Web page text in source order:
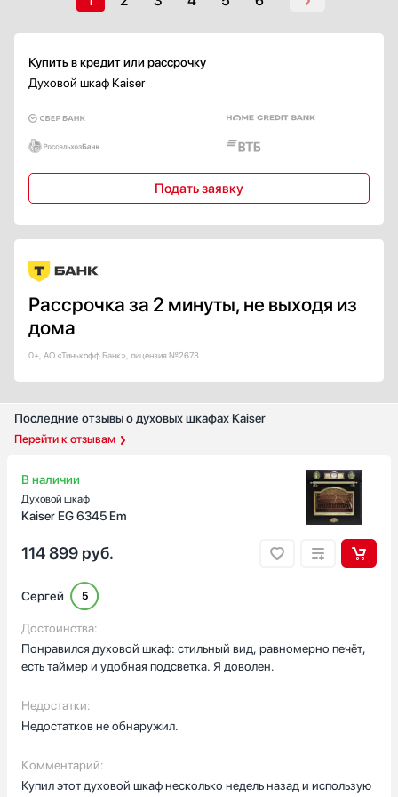
A++
Показать все
Металлические
Показать все
Германия
Евросоюз
12
Купить в кредит или рассрочку
Духовой шкаф Kaiser
Подать заявку
Рассрочка за 2 минуты, не выходя из
дома
0+, АО «Тинькофф Банк», лицензия №2673
Последние отзывы о духовых шкафах Kaiser
Перейти к отзывам
В наличии
Духовой шкаф
Kaiser EG 6345 Em
114 899 руб.
Сергей 5
Достоинства:
Понравился духовой шкаф: стильный вид, равномерно печёт,
есть таймер и удобная подсветка. Я доволен.
Недостатки:
Недостатков не обнаружил.
Комментарий:
Купил этот духовой шкаф несколько недель назад и использую